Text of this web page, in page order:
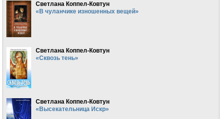
Светлана Коппел-Ковтун
«В чуланчике изношенных вещей»
Светлана Коппел-Ковтун
«Сквозь тень»
Светлана Коппел-Ковтун
«Высекательница Искр»